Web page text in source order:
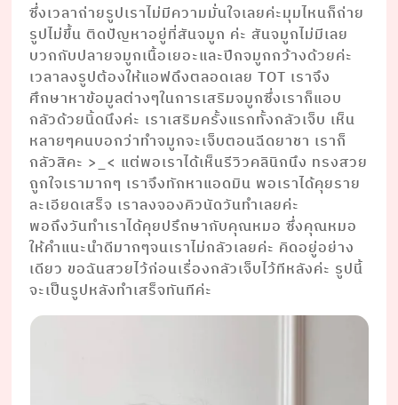
ซึ่งเวลาถ่ายรูปเราไม่มีความมั่นใจเลยค่ะมุมไหนก็ถ่าย
รูปไม่ขึ้น ติดปัญหาอยู่ที่สันจมูก ค่ะ สันจมูกไม่มีเลย
บวกกับปลายจมูกเนื้อเยอะและปีกจมูกกว้างด้วยค่ะ
เวลาลงรูปต้องให้แอฟดึงตลอดเลย TOT เราจึง
ศึกษาหาข้อมูลต่างๆในการเสริมจมูกซึ่งเราก็แอบ
กลัวด้วยนิ้ดนึงค่ะ เราเสริมครั้งแรกทั้งกลัวเจ็บ เห็น
หลายๆคนบอกว่าทำจมูกจะเจ็บตอนฉีดยาชา เราก็
กลัวสิคะ >_< แต่พอเราได้เห็นรีวิวคลินิกนึง ทรงสวย
ถูกใจเรามากๆ เราจึงทักหาแอดมิน พอเราได้คุยราย
ละเอียดเสร็จ เราลงจองคิวนัดวันทำเลยค่ะ
พอถึงวันทำเราได้คุยปรึกษากับคุณหมอ ซึ่งคุณหมอ
ให้คำแนะนำดีมากๆจนเราไม่กลัวเลยค่ะ คิดอยู่อย่าง
เดียว ขอฉันสวยไว้ก่อนเรื่องกลัวเจ็บไว้ทีหลังค่ะ รูปนี้
จะเป็นรูปหลังทำเสร็จทันทีค่ะ